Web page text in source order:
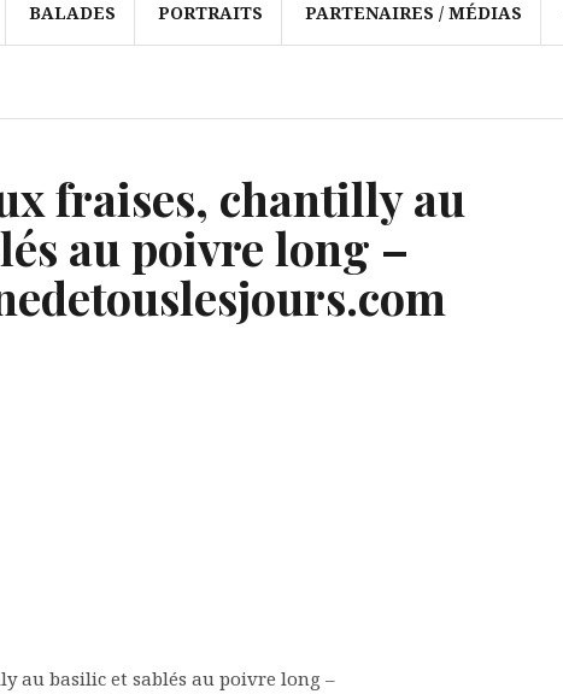
BALADES PORTRAITS PARTENAIRES / MÉDIAS
fraises, chantilly au
au poivre long –
au basilic et sablés au poivre long –